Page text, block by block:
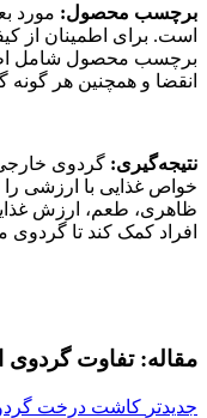
برچسب محصول: مورد
است. برای اطمینان از
برچسب محصول شامل
انقضا و همچنین هر گونه
نتیجه‌گیری: گردوی خارجی
خواص غذایی با ارزشی را
ظاهری، طعم، ارزش
افراد کمک کند تا گردوی
مقاله: تفاوت گردوی
جدیدتر کاشت درخت گردو